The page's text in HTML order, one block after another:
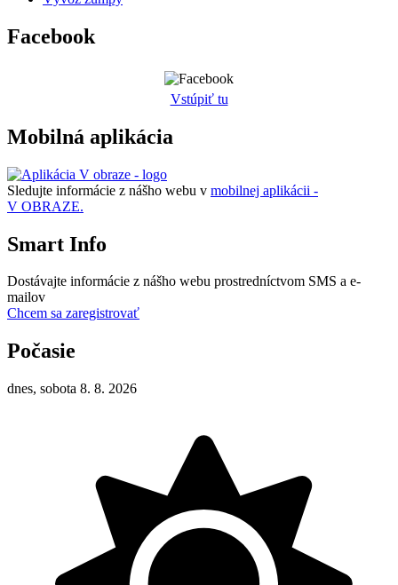
Facebook
Vstúpiť tu
Mobilná aplikácia
Sledujte informácie z nášho webu v mobilnej aplikácii -
V OBRAZE.
Smart Info
Dostávajte informácie z nášho webu prostredníctvom SMS a e-
mailov
Chcem sa zaregistrovať
Počasie
dnes, sobota 8. 8. 2026